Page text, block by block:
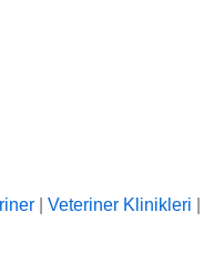
Veteriner Klinikleri